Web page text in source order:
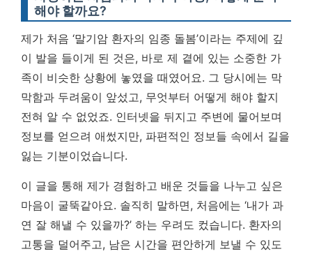
해야 할까요?
제가 처음 ‘말기암 환자의 임종 돌봄’이라는 주제에 깊
이 발을 들이게 된 것은, 바로 제 곁에 있는 소중한 가
족이 비슷한 상황에 놓였을 때였어요. 그 당시에는 막
막함과 두려움이 앞섰고, 무엇부터 어떻게 해야 할지
전혀 알 수 없었죠. 인터넷을 뒤지고 주변에 물어보며
정보를 얻으려 애썼지만, 파편적인 정보들 속에서 길을
잃는 기분이었습니다.
이 글을 통해 제가 경험하고 배운 것들을 나누고 싶은
마음이 굴뚝같아요. 솔직히 말하면, 처음에는 ‘내가 과
연 잘 해낼 수 있을까?’ 하는 우려도 컸습니다. 환자의
고통을 덜어주고, 남은 시간을 편안하게 보낼 수 있도